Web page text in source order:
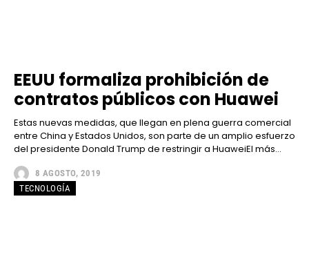
EEUU formaliza prohibición de
contratos públicos con Huawei
Estas nuevas medidas, que llegan en plena guerra comercial
entre China y Estados Unidos, son parte de un amplio esfuerzo
del presidente Donald Trump de restringir a HuaweiEl más...
8 AGOSTO, 2019
TECNOLOGÍA